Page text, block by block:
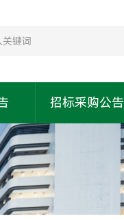
招标采购公告